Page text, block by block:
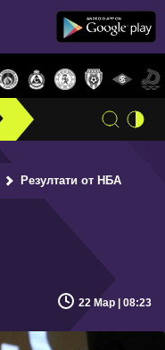
Резултати от НБА
22 Мар | 08:23